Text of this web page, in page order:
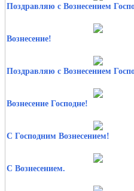
Поздравляю с Вознесением
Вознесение!
Поздравляю с Вознесением
Вознесение Господне!
С Господним Вознесением!
С Вознесением.